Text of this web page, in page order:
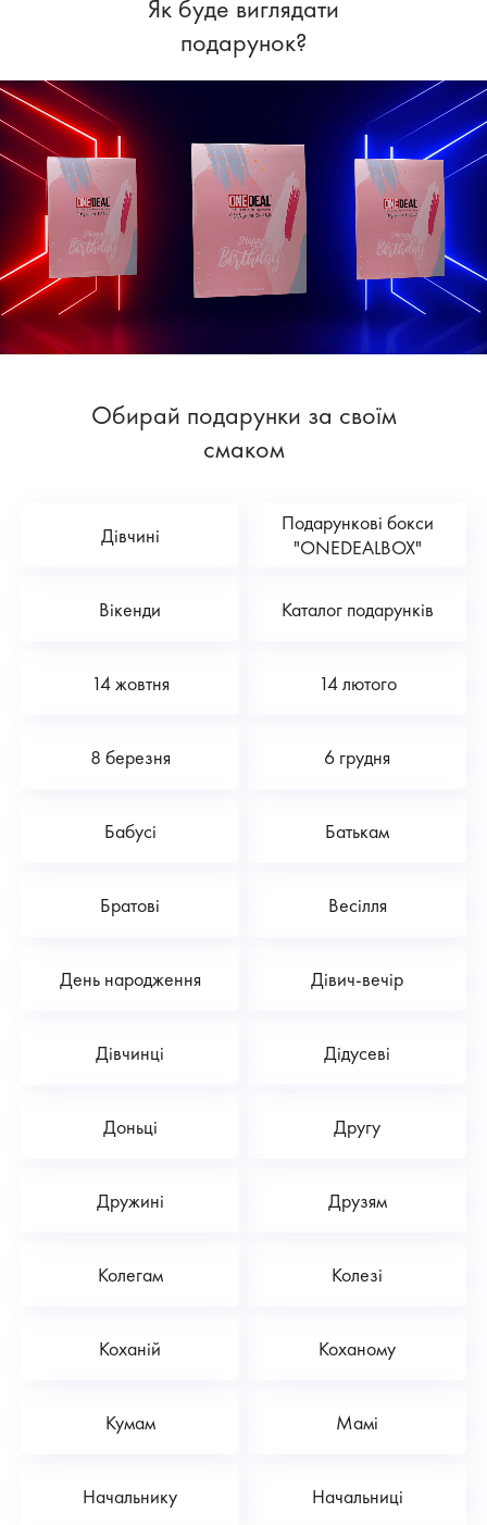
Як буде виглядати
подарунок?
Обирай подарунки за своїм
смаком
Дівчині
Подарункові бокси
"ONEDEALBOX"
Вікенди Каталог подарунків
14 жовтня 14 лютого
8 березня 6 грудня
Бабусі Батькам
Братові Весілля
День народження Дівич-вечір
Дівчинці Дідусеві
Доньці Другу
Дружині Друзям
Колегам Колезі
Коханій Коханому
Кумам Мамі
Начальнику Начальниці